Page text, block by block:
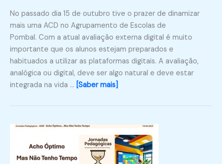
No passado dia 15 de outubro tive o prazer de dinamizar
mais uma ACD no Agrupamento de Escolas de
Pombal. Com a atual avaliação externa digital é muito
importante que os alunos estejam preparados e
habituados a utilizar as plataformas digitais. A avaliação,
analógica ou digital, deve ser algo natural e deve estar
integrada na vida … [Saber mais]